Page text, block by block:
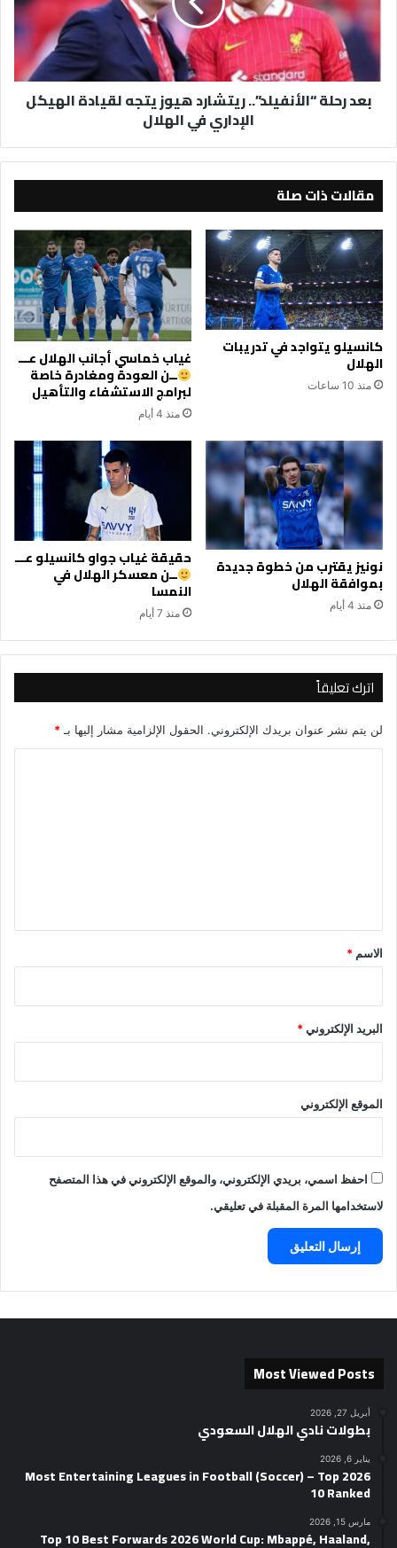
يتجه
لقيادة
الهيكل
الإداري
فيبعد رحلة “الأنفيلد”.. ريتشارد هيوز يتجه لقيادة الهيكل
الإداري في الهلال
مقالات ذات صلة
كانسيلو يتواجد في تدريبات
الهلال
منذ 10 ساعات
غياب خماسي أجانب الهلال عـــ
ــن العودة ومغادرة خاصة
لبرامج الاستشفاء والتأهيل
منذ 4 أيام
نونيز يقترب من خطوة جديدة
بموافقة الهلال
منذ 4 أيام
حقيقة غياب جواو كانسيلو عـــ
ــن معسكر الهلال في
النمسا
منذ 7 أيام
اترك تعليقاً
لن يتم نشر عنوان بريدك الإلكتروني. الحقول الإلزامية مشار إليها بـ*
*
الاسم *
البريد الإلكتروني*
الموقع الإلكتروني
احفظ اسمي، بريدي الإلكتروني، والموقع الإلكتروني في هذا المتصفح
لاستخدامها المرة المقبلة في تعليقي.
Most Viewed Posts
أبريل 27, 2026
بطولات نادي الهلال السعودي
يناير 6, 2026
2026 Most Entertaining Leagues in Football (Soccer) – Top
10 Ranked
مارس 15, 2026
Top 10 Best Forwards 2026 World Cup: Mbappé, Haaland,